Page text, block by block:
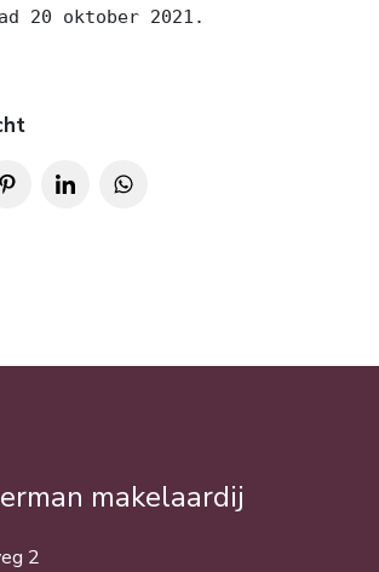
20 oktober 2021.
makelaardij
2